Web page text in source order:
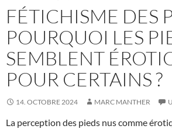
perfection
FÉTICHISME DES
POURQUOI LES
SEMBLENT
POUR CERTAINS ?
14. OCTOBRE 2024 MARC MANTHER
La perception des pieds nus comme